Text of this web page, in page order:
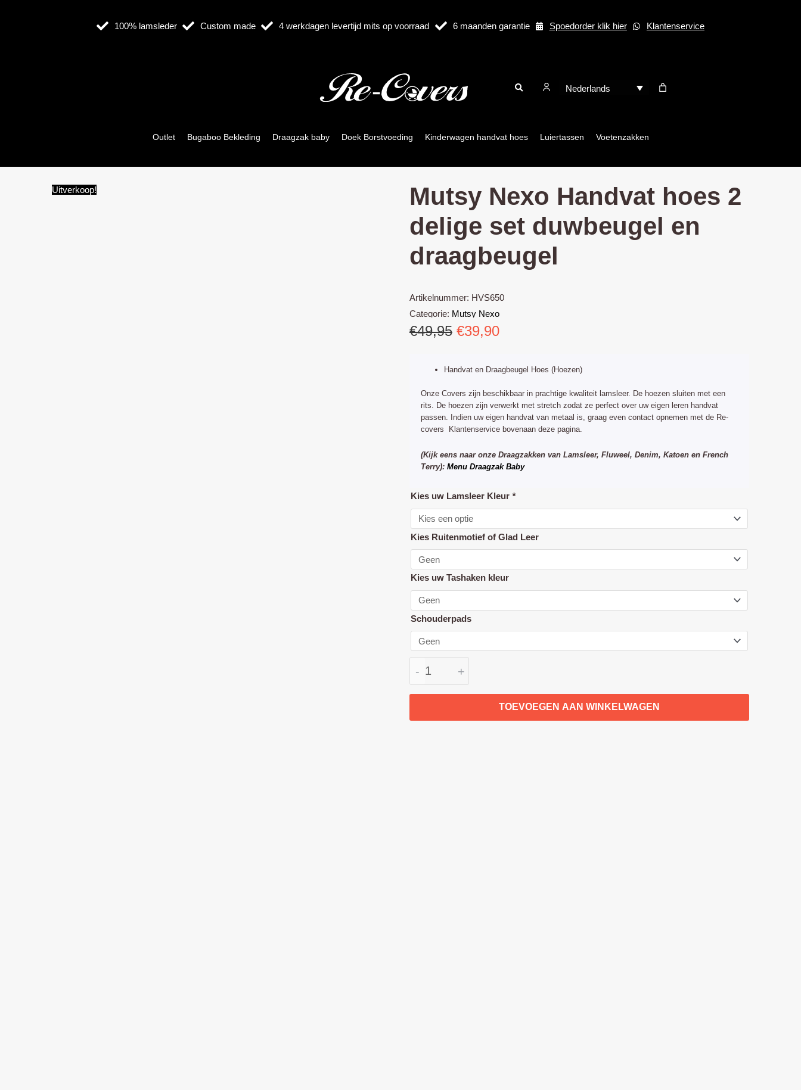
100% lamsleder Custom made 4 werkdagen levertijd mits op voorraad 6 maanden garantie Spoedorder klik hier Klantenservice
Nederlands
Outlet Bugaboo Bekleding Draagzak baby Doek Borstvoeding Kinderwagen handvat hoes Luiertassen Voetenzakken
Uitverkoop!
Mutsy Nexo Handvat hoes 2
delige set duwbeugel en
draagbeugel
Artikelnummer: HVS650
Categorie: Mutsy Nexo
€49,95 Oorspronkelijke
was:
€39,90Huidige
is:
Handvat en Draagbeugel Hoes (Hoezen)
Onze Covers zijn beschikbaar in prachtige kwaliteit lamsleer. De hoezen sluiten met een
rits. De hoezen zijn verwerkt met stretch zodat ze perfect over uw eigen leren handvat
passen. Indien uw eigen handvat van metaal is, graag even contact opnemen met de Re-
covers Klantenservice bovenaan deze pagina.
(Kijk eens naar onze Draagzakken van Lamsleer, Fluweel, Denim, Katoen en French
Terry): Menu Draagzak Baby
Kies uw Lamsleer Kleur *
Kies Ruitenmotief of Glad Leer
Kies uw Tashaken kleur
Schouderpads
-
Mutsy
Nexo
Handvat
hoes
delige
set
duwbeugel
en
draagbeugel
aantal
+
TOEVOEGEN AAN WINKELWAGEN